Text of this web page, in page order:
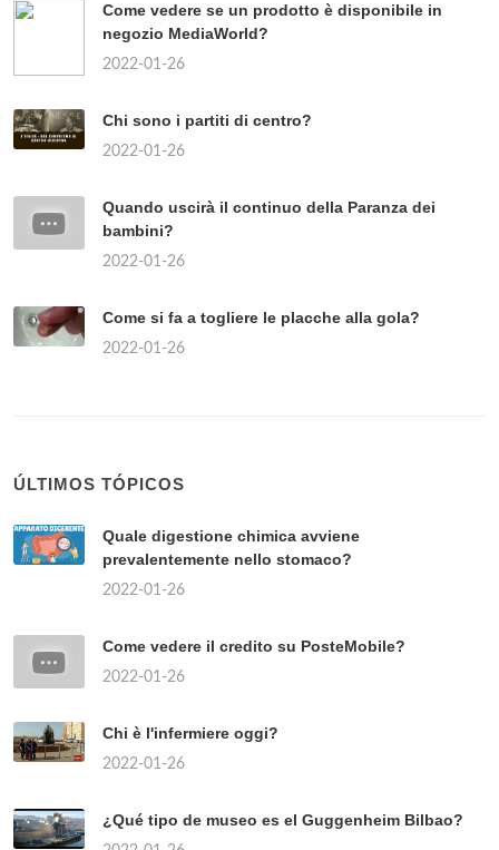
Come vedere se un prodotto è disponibile in
negozio MediaWorld?
2022-01-26
Chi sono i partiti di centro?
2022-01-26
Quando uscirà il continuo della Paranza dei
bambini?
2022-01-26
Come si fa a togliere le placche alla gola?
2022-01-26
ÚLTIMOS TÓPICOS
Quale digestione chimica avviene
prevalentemente nello stomaco?
2022-01-26
Come vedere il credito su PosteMobile?
2022-01-26
Chi è l'infermiere oggi?
2022-01-26
¿Qué tipo de museo es el Guggenheim Bilbao?